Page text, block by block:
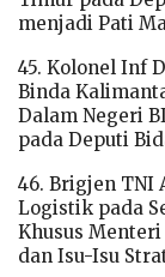
menjadi Pati
45. Kolonel Inf
Binda
Dalam Negeri
pada Deputi
46. Brigjen TNI
Logistik pada
Khusus
dan Isu-Isu